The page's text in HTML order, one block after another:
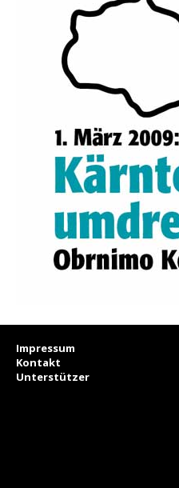
Impressum
Kontakt
Unterstützer